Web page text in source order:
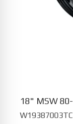
18" MSW